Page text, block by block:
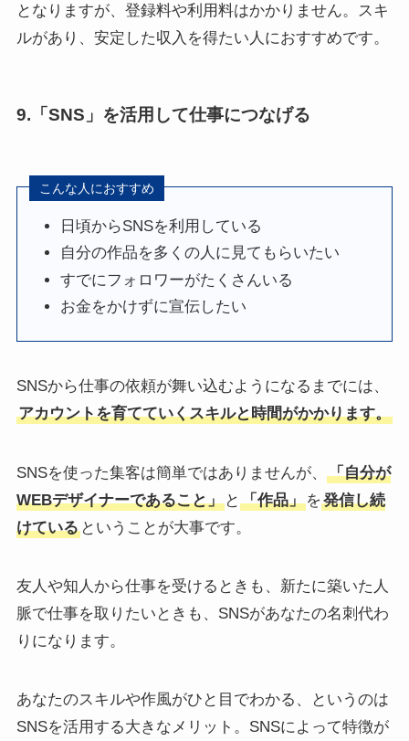
となりますが、登録料や利用料はかかりません。スキ
ルがあり、安定した収入を得たい人におすすめです。
9.「SNS」を活用して仕事につなげる
こんな人におすすめ
日頃からSNSを利用している
自分の作品を多くの人に見てもらいたい
すでにフォロワーがたくさんいる
お金をかけずに宣伝したい
SNSから仕事の依頼が舞い込むようになるまでには、
アカウントを育てていくスキルと時間がかかります。
SNSを使った集客は簡単ではありませんが、
「自分が
WEBデザイナーであること」と 「作品」を発信し続
けているということが大事です。
友人や知人から仕事を受けるときも、新たに築いた人
脈で仕事を取りたいときも、SNSがあなたの名刺代わ
りになります。
あなたのスキルや作風がひと目でわかる、というのは
SNSを活用する大きなメリット。SNSによって特徴が